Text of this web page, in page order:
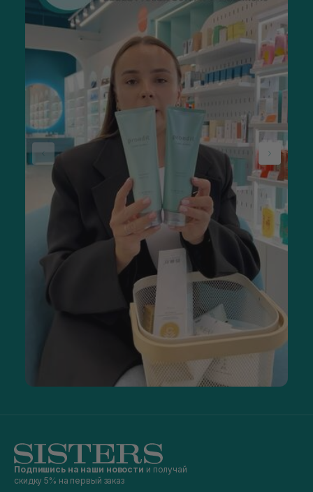
Подпишись на наши новости и получай
скидку 5% на первый заказ